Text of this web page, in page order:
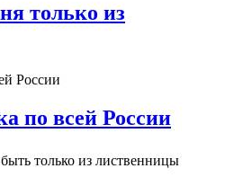
только из
по всей России